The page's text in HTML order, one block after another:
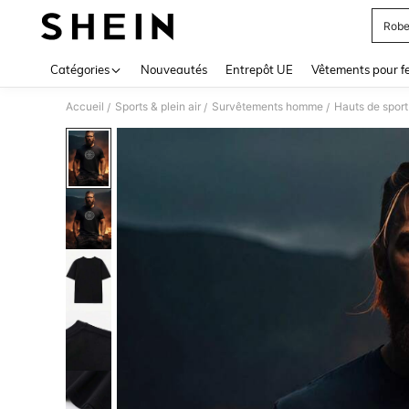
Catégories Nouveautés Entrepôt UE Vêtements pour
Accueil / Sports & plein air / Survêtements homme / Hauts de